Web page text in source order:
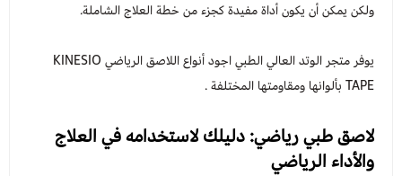
ولكن يمكن أن يكون أداة مفيدة كجزء من خطة العلاج الشاملة.
يوفر متجر الوتد العالي الطبي اجود أنواع اللاصق الرياضي KINESIO
TAPE بألوانها ومقاومتها المختلفة .
لاصق طبي رياضي: دليلك لاستخدامه في العلاج
والأداء الرياضي